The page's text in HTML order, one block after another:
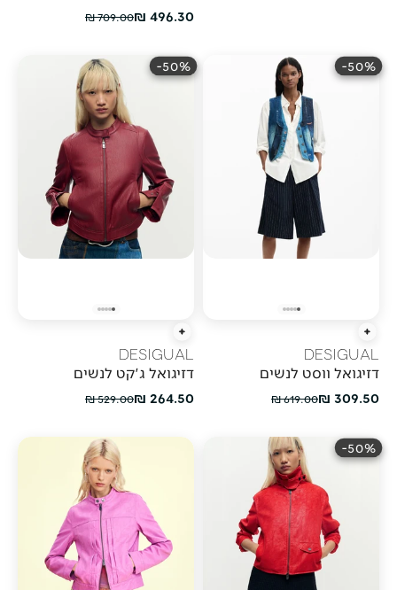
מחיר מבצע
496.30 ₪ מחיר רגיל
709.00 ₪
50%-
הוספה מהירה
DESIGUAL
דזיגואל ווסט לנשים
מחיר מבצע
309.50 ₪ מחיר רגיל
619.00 ₪
50%-
הוספה מהירה
DESIGUAL
דזיגואל ג'קט לנשים
מחיר מבצע
264.50 ₪ מחיר רגיל
529.00 ₪
50%-